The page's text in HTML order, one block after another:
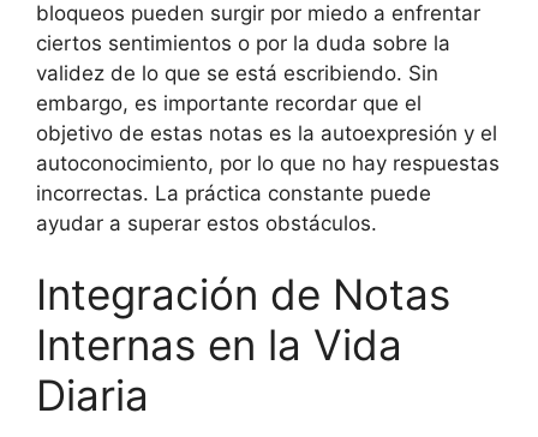
bloqueos pueden surgir por miedo a enfrentar
ciertos sentimientos o por la duda sobre la
validez de lo que se está escribiendo. Sin
embargo, es importante recordar que el
objetivo de estas notas es la autoexpresión y el
autoconocimiento, por lo que no hay respuestas
incorrectas. La práctica constante puede
ayudar a superar estos obstáculos.
Integración de Notas
Internas en la Vida
Diaria